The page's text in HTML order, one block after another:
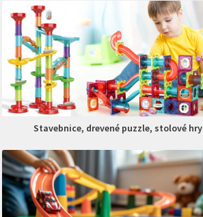
Stavebnice, drevené puzzle, stolové hry